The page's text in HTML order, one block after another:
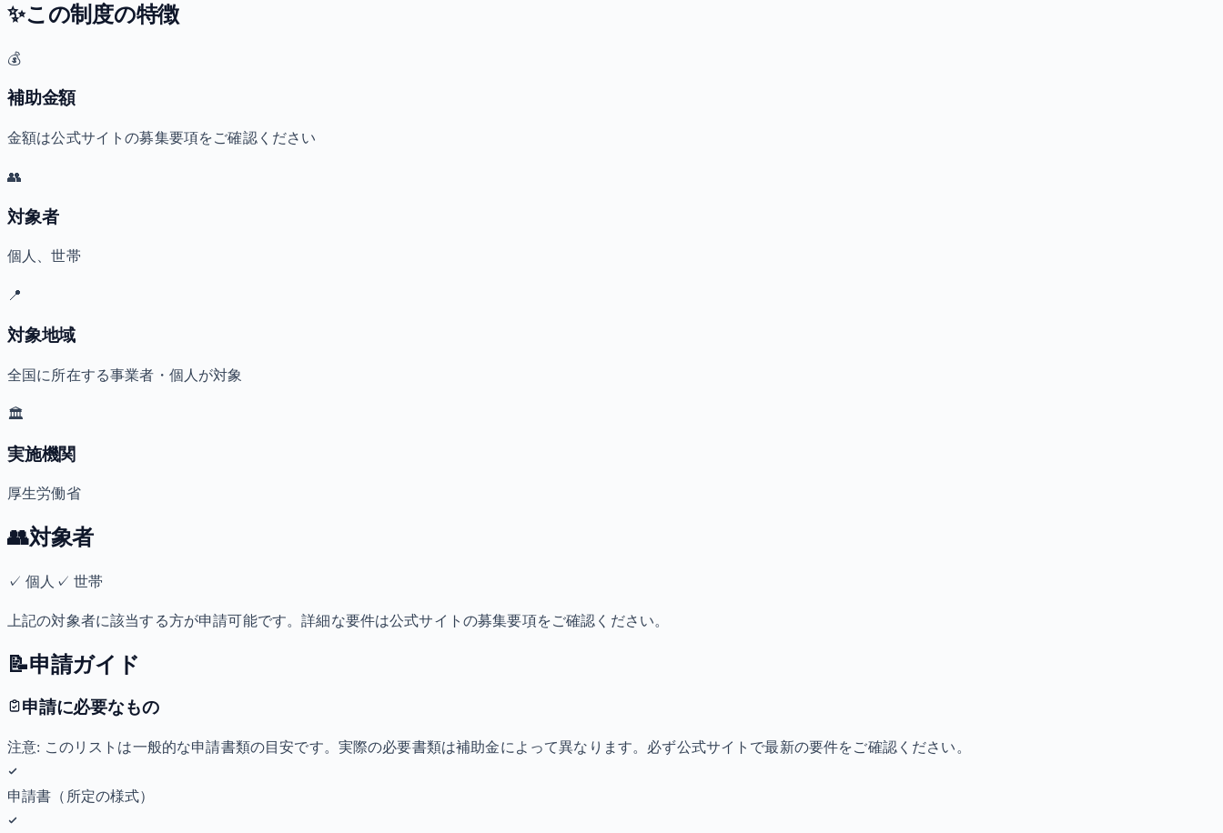
✨この制度の特徴
💰
補助金額
金額は公式サイトの募集要項をご確認ください
👥
対象者
個人、世帯
📍
対象地域
全国に所在する事業者・個人が対象
🏛️
実施機関
厚生労働省
👥対象者
✓個人 ✓ 世帯
上記の対象者に該当する方が申請可能です。詳細な要件は公式サイトの募集要項をご確認ください。
📝申請ガイド
申請に必要なもの
注意: このリストは一般的な申請書類の目安です。実際の必要書類は補助金によって異なります。必ず公式サイトで最新の要件をご確認ください。
申請書（所定の様式）